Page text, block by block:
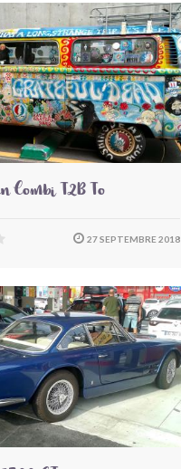
Combi T2B To
27 SEPTEMBRE 2018